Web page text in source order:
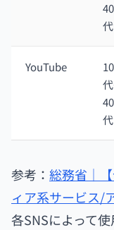
40
代
YouTube
10
40
代
参考： 総務省｜
ィア系サービス/
各SNSによって